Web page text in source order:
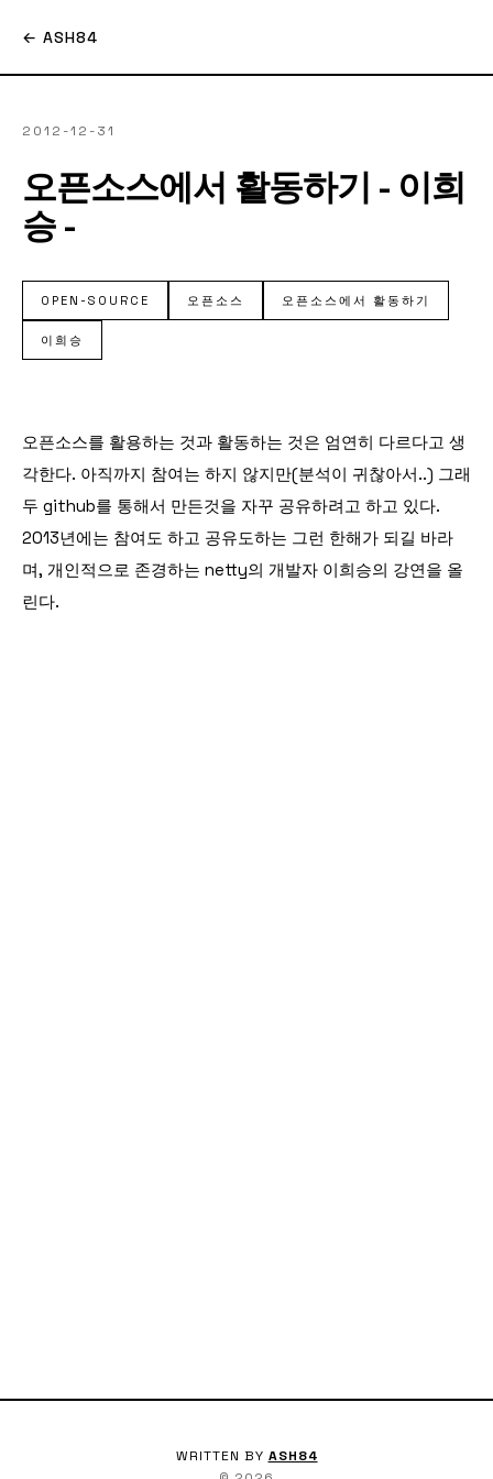
← ASH84
2012-12-31
오픈소스에서 활동하기 - 이희
승 -
OPEN-SOURCE 오픈소스 오픈소스에서 활동하기
이희승
오픈소스를 활용하는 것과 활동하는 것은 엄연히 다르다고 생
각한다. 아직까지 참여는 하지 않지만(분석이 귀찮아서..) 그래
두 github를 통해서 만든것을 자꾸 공유하려고 하고 있다.
2013년에는 참여도 하고 공유도하는 그런 한해가 되길 바라
며, 개인적으로 존경하는 netty의 개발자 이희승의 강연을 올
린다.
WRITTEN BY ASH84